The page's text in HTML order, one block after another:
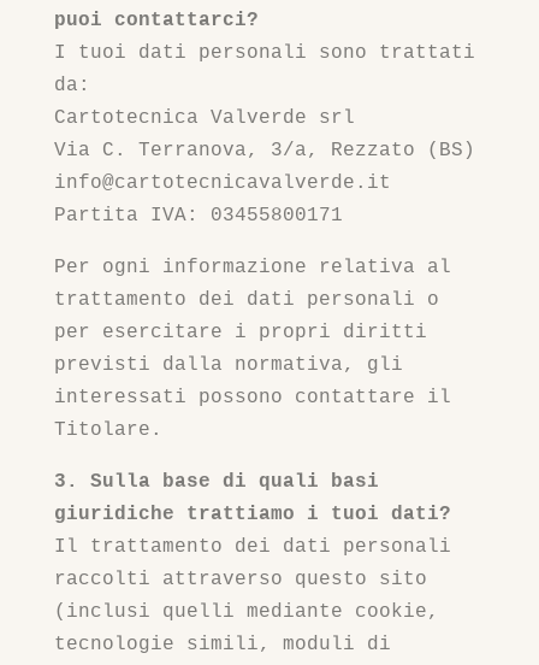
puoi contattarci?
I tuoi dati personali sono trattati
da:
Cartotecnica Valverde srl
Via C. Terranova, 3/a, Rezzato (BS)
info@cartotecnicavalverde.it
Partita IVA: 03455800171
Per ogni informazione relativa al
trattamento dei dati personali o
per esercitare i propri diritti
previsti dalla normativa, gli
interessati possono contattare il
Titolare.
3. Sulla base di quali basi
giuridiche trattiamo i tuoi dati?
Il trattamento dei dati personali
raccolti attraverso questo sito
(inclusi quelli mediante cookie,
tecnologie simili, moduli di